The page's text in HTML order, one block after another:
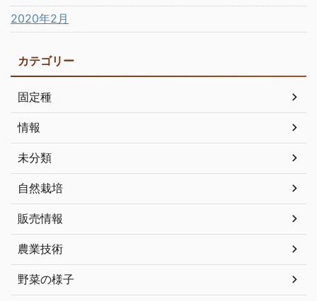
2020年2月
カテゴリー
固定種
情報
未分類
自然栽培
販売情報
農業技術
野菜の様子